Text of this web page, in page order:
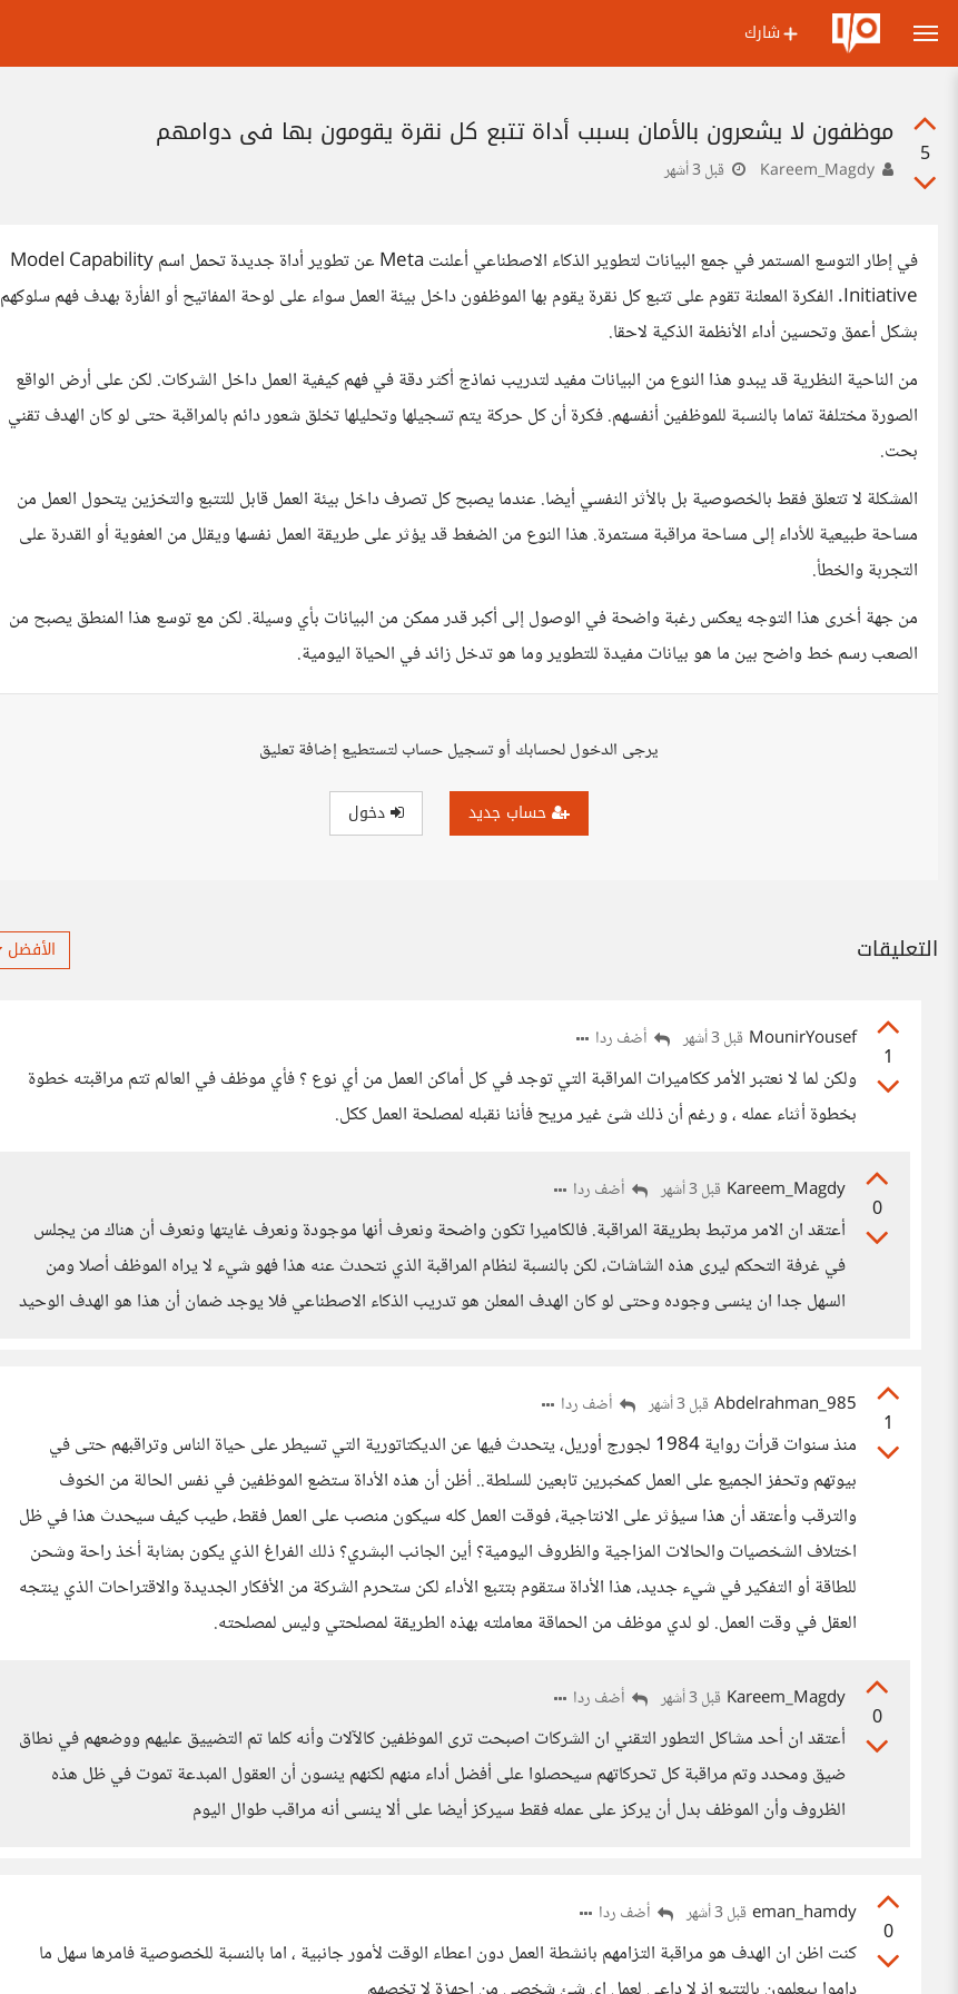
شارك
5
موظفون لا يشعرون بالأمان بسبب أداة تتبع كل نقرة يقومون بها في دوامهم
قبل 3 أشهر
في إطار التوسع المستمر في جمع البيانات لتطوير الذكاء الاصطناعي أعلنت Meta عن تطوير أداة جديدة تحمل اسم Model Capability
Initiative. الفكرة المعلنة تقوم على تتبع كل نقرة يقوم بها الموظفون داخل بيئة العمل سواء على لوحة المفاتيح أو الفأرة بهدف فهم سلوكهم
بشكل أعمق وتحسين أداء الأنظمة الذكية لاحقا.
من الناحية النظرية قد يبدو هذا النوع من البيانات مفيد لتدريب نماذج أكثر دقة في فهم كيفية العمل داخل الشركات. لكن على أرض الواقع
الصورة مختلفة تماما بالنسبة للموظفين أنفسهم. فكرة أن كل حركة يتم تسجيلها وتحليلها تخلق شعور دائم بالمراقبة حتى لو كان الهدف تقني
بحت.
المشكلة لا تتعلق فقط بالخصوصية بل بالأثر النفسي أيضا. عندما يصبح كل تصرف داخل بيئة العمل قابل للتتبع والتخزين يتحول العمل من
مساحة طبيعية للأداء إلى مساحة مراقبة مستمرة. هذا النوع من الضغط قد يؤثر على طريقة العمل نفسها ويقلل من العفوية أو القدرة على
التجربة والخطأ.
من جهة أخرى هذا التوجه يعكس رغبة واضحة في الوصول إلى أكبر قدر ممكن من البيانات بأي وسيلة. لكن مع توسع هذا المنطق يصبح من
الصعب رسم خط واضح بين ما هو بيانات مفيدة للتطوير وما هو تدخل زائد في الحياة اليومية.
يرجى الدخول لحسابك أو تسجيل حساب لتستطيع إضافة تعليق
حساب جديد دخول
التعليقات الأفضل
1
MounirYousef قبل 3 أشهر أضف ردا
ولكن لما لا نعتبر الأمر ككاميرات المراقبة التي توجد في كل أماكن العمل من أي نوع ؟ فأي موظف في العالم تتم مراقبته خطوة
بخطوة أثناء عمله ، و رغم أن ذلك شئ غير مريح فأننا نقبله لمصلحة العمل ككل.
0
Kareem_Magdy قبل 3 أشهر أضف ردا
أعتقد ان الامر مرتبط بطريقة المراقبة. فالكاميرا تكون واضحة ونعرف أنها موجودة ونعرف غايتها ونعرف أن هناك من يجلس
في غرفة التحكم ليرى هذه الشاشات، لكن بالنسبة لنظام المراقبة الذي نتحدث عنه هذا فهو شيء لا يراه الموظف أصلا ومن
السهل جدا ان ينسى وجوده وحتى لو كان الهدف المعلن هو تدريب الذكاء الاصطناعي فلا يوجد ضمان أن هذا هو الهدف الوحيد
1
Abdelrahman_985 قبل 3 أشهر أضف ردا
منذ سنوات قرأت رواية 1984 لجورج أوريل، يتحدث فيها عن الديكتاتورية التي تسيطر على حياة الناس وتراقبهم حتى في
بيوتهم وتحفز الجميع على العمل كمخبرين تابعين للسلطة.. أظن أن هذه الأداة ستضع الموظفين في نفس الحالة من الخوف
والترقب وأعتقد أن هذا سيؤثر على الانتاجية، فوقت العمل كله سيكون منصب على العمل فقط، طيب كيف سيحدث هذا في ظل
اختلاف الشخصيات والحالات المزاجية والظروف اليومية؟ أين الجانب البشري؟ ذلك الفراغ الذي يكون بمثابة أخذ راحة وشحن
للطاقة أو التفكير في شيء جديد، هذا الأداة ستقوم بتتبع الأداء لكن ستحرم الشركة من الأفكار الجديدة والاقتراحات الذي ينتجه
العقل في وقت العمل. لو لدي موظف من الحماقة معاملته بهذه الطريقة لمصلحتي وليس لمصلحته.
0
Kareem_Magdy قبل 3 أشهر أضف ردا
أعتقد ان أحد مشاكل التطور التقني ان الشركات اصبحت ترى الموظفين كالآلات وأنه كلما تم التضييق عليهم ووضعهم في نطاق
ضيق ومحدد وتم مراقبة كل تحركاتهم سيحصلوا على أفضل أداء منهم لكنهم ينسون أن العقول المبدعة تموت في ظل هذه
الظروف وأن الموظف بدل أن يركز على عمله فقط سيركز أيضا على ألا ينسى أنه مراقب طوال اليوم
0
eman_hamdy قبل 3 أشهر أضف ردا
كنت اظن ان الهدف هو مراقبة التزامهم بانشطة العمل دون اعطاء الوقت لأمور جانبية ، اما بالنسبة للخصوصية فامرها سهل ما